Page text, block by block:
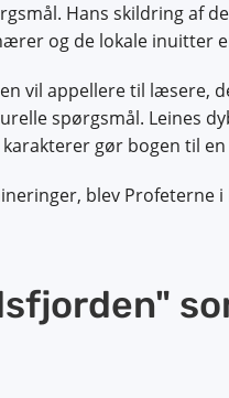
Hans skildring af
og de lokale inuitter
vil appellere til læsere,
spørgsmål. Leines
karakterer gør bogen til
blev